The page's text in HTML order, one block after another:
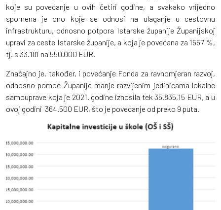
koje su povećanje u ovih četiri godine, a svakako vrijedno
spomena je ono koje se odnosi na ulaganje u cestovnu
infrastrukturu, odnosno potpora Istarske županije Županijskoj
upravi za ceste Istarske županije, a koja je povećana za 1557 %,
tj. s 33.181 na 550.000 EUR.
Značajno je, također, i povećanje Fonda za ravnomjeran razvoj,
odnosno pomoć Županije manje razvijenim jedinicama lokalne
samouprave koja je 2021. godine iznosila tek 35.835,15 EUR, a u
ovoj godini 364.500 EUR, što je povećanje od preko 9 puta.